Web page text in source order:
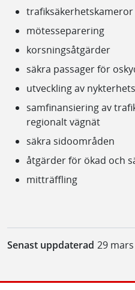
trafiksäkerhetskameror
mötesseparering
korsningsåtgärder
säkra passager för
utveckling av
samfinansiering av
regionalt vägnät
säkra sidoområden
åtgärder för ökad och
mitträffling
Senast uppdaterad 29